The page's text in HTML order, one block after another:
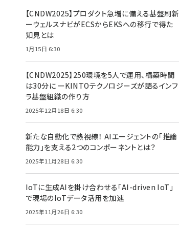
【CNDW2025】プロダクト急増に備える基盤刷新
ーウェルスナビがECSからEKSへの移行で得た
知見とは
1月15日 6:30
【CNDW2025】250環境を5人で運用、構築時間
は30分に ーKINTOテクノロジーズが語るインフ
ラ基盤組織の作り方
2025年12月18日 6:30
新たな自動化で熱視線！ AIエージェントの「推論
能力」を支える2つのコンポーネントとは？
2025年11月28日 6:30
IoTに生成AIを掛け合わせる「AI-driven IoT」
で現場のIoTデータ活用を加速
2025年11月26日 6:30